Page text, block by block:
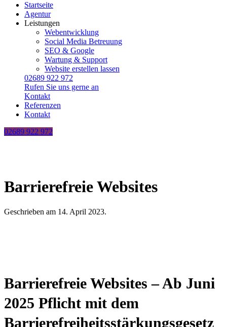
Startseite
Agentur
Leistungen
Webentwicklung
Social Media Betreuung
SEO & Google
Wartung & Support
Website erstellen lassen
02689 922 972
Rufen Sie uns gerne an
Kontakt
Referenzen
Kontakt
02689 922 972
Barrierefreie Websites
Geschrieben am 14. April 2023.
Barrierefreie Websites – Ab Juni
2025 Pflicht mit dem
Barrierefreiheitsstärkungsgesetz